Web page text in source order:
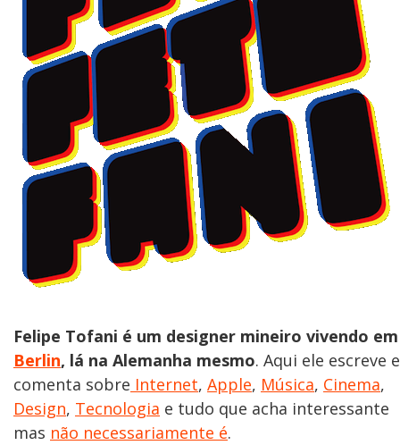
Felipe Tofani é um designer mineiro vivendo em
Berlin, lá na Alemanha mesmo. Aqui ele escreve e
comenta sobre Internet, Apple, Música, Cinema,
Design, Tecnologia e tudo que acha interessante
mas não necessariamente é.